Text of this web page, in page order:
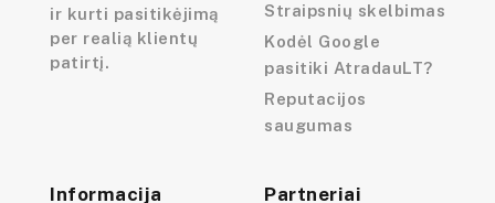
ir kurti pasitikėjimą
per realią klientų
patirtį.
Straipsnių skelbimas
Kodėl Google
pasitiki AtradauLT?
Reputacijos
saugumas
Informacija Partneriai